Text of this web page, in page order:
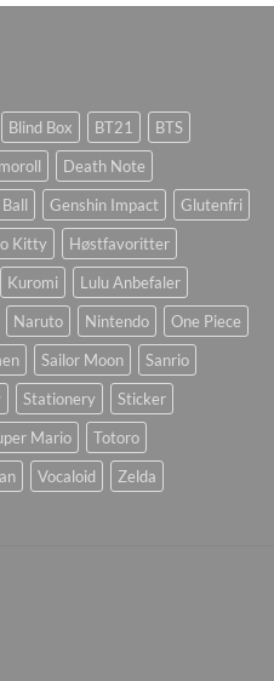
Blind Box BT21
BTS
Death Note
Genshin Impact
Glutenfri
Kitty
Høstfavoritter
Kuromi
Lulu Anbefaler
Naruto Nintendo
One Piece
Sailor Moon
Sanrio
Stationery
Sticker
Mario
Totoro
Vocaloid Zelda